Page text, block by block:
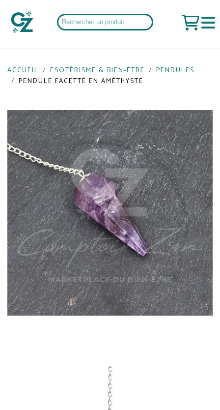
ACCUEIL ESOTÉRISME & BIEN-ÊTRE
PENDULES
PENDULE FACETTÉ EN AMÉTHYSTE